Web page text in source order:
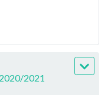
2021